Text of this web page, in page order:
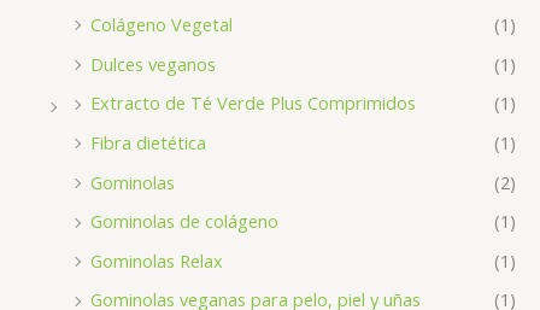
Colágeno Vegetal
(1)
Dulces veganos
(1)
Extracto de Té Verde Plus Comprimidos
(1)
Fibra dietética
(1)
Gominolas
(2)
Gominolas de colágeno
(1)
Gominolas Relax
(1)
Gominolas veganas para pelo, piel y uñas
(1)